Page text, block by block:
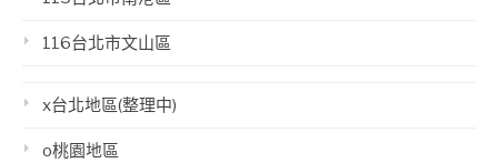
116台北市文山區
x台北地區(整理中)
o桃園地區